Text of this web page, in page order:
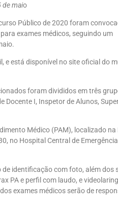
de maio
Público de 2020 foram
exames médicos, seguindo um
e está disponível no site oficial do
foram divididos em três
I, Inspetor de Alunos,
Médico (PAM), localizado na
no Hospital Central de
identificação com foto, além dos
PA e perfil com laudo, e
exames médicos serão de